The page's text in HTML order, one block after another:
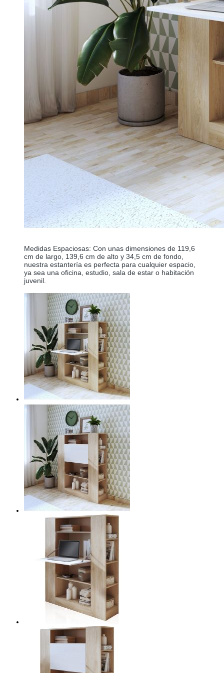
Medidas Espaciosas: Con unas dimensiones de 119,6
cm de largo, 139,6 cm de alto y 34,5 cm de fondo,
nuestra estantería es perfecta para cualquier espacio,
ya sea una oficina, estudio, sala de estar o habitación
juvenil.